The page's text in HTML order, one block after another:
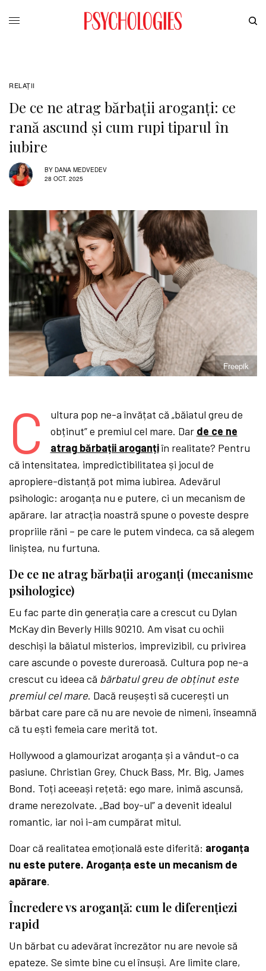
RELAŢII
De ce ne atrag bărbații aroganți: ce
rană ascund și cum rupi tiparul în
iubire
BY DANA MEDVEDEV
28 OCT. 2025
Freepik
C
ultura pop ne-a învățat că „băiatul greu de
obținut” e premiul cel mare. Dar de ce ne
atrag bărbații aroganțiîn realitate? Pentru
că intensitatea, impredictibilitatea și jocul de
apropiere-distanță pot mima iubirea. Adevărul
psihologic: aroganța nu e putere, ci un mecanism de
apărare. Iar atracția noastră spune o poveste despre
propriile răni – pe care le putem vindeca, ca să alegem
liniștea, nu furtuna.
De ce ne atrag bărbații aroganți (mecanisme
psihologice)
Eu fac parte din generația care a crescut cu Dylan
McKay din Beverly Hills 90210. Am visat cu ochii
deschiși la băiatul misterios, imprevizibil, cu privirea
care ascunde o poveste dureroasă. Cultura pop ne-a
crescut cu ideea că bărbatul greu de obținut este
premiul cel mare. Dacă reușești să cucerești un
bărbat care pare că nu are nevoie de nimeni, înseamnă
că tu ești femeia care merită tot.
Hollywood a glamourizat aroganța și a vândut-o ca
pasiune. Christian Grey, Chuck Bass, Mr. Big, James
Bond. Toți aceeași rețetă: ego mare, inimă ascunsă,
drame nerezolvate. „Bad boy-ul” a devenit idealul
romantic, iar noi i-am cumpărat mitul.
Doar că realitatea emoțională este diferită: aroganța
nu este putere. Aroganța este un mecanism de
apărare.
Încredere vs aroganță: cum le diferențiezi
rapid
Un bărbat cu adevărat încrezător nu are nevoie să
epateze. Se simte bine cu el însuși. Are limite clare,